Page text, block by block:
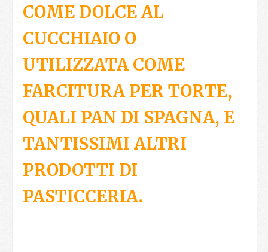
COME DOLCE AL
CUCCHIAIO O
UTILIZZATA COME
FARCITURA PER TORTE,
QUALI PAN DI SPAGNA, E
TANTISSIMI ALTRI
PRODOTTI DI
PASTICCERIA.